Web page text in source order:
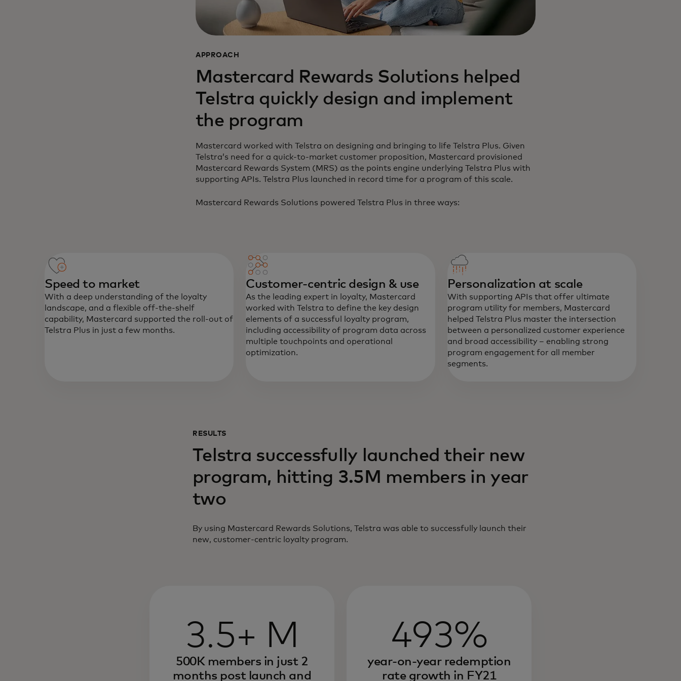
APPROACH
Mastercard Rewards Solutions helped
Telstra quickly design and implement
the program
Mastercard worked with Telstra on designing and bringing to life Telstra Plus. Given
Telstra’s need for a quick-to-market customer proposition, Mastercard provisioned
Mastercard Rewards System (MRS) as the points engine underlying Telstra Plus with
supporting APIs. Telstra Plus launched in record time for a program of this scale.
Mastercard Rewards Solutions powered Telstra Plus in three ways:
Speed to market
With a deep understanding of the loyalty
landscape, and a flexible off-the-shelf
capability, Mastercard supported the roll-out of
Telstra Plus in just a few months.
Customer-centric design & use
As the leading expert in loyalty, Mastercard
worked with Telstra to define the key design
elements of a successful loyalty program,
including accessibility of program data across
multiple touchpoints and operational
optimization.
Personalization at scale
With supporting APIs that offer ultimate
program utility for members, Mastercard
helped Telstra Plus master the intersection
between a personalized customer experience
and broad accessibility – enabling strong
program engagement for all member
segments.
RESULTS
Telstra successfully launched their new
program, hitting 3.5M members in year
two
By using Mastercard Rewards Solutions, Telstra was able to successfully launch their
new, customer-centric loyalty program.
3.5+ M
500K members in just 2
months post launch and
493%
year-on-year redemption
rate growth in FY21